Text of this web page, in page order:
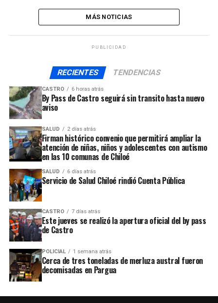
MÁS NOTICIAS
PUBLICIDAD
RECIENTES TENDENCIAS
CASTRO 6 horas atrás
By Pass de Castro seguirá sin transito hasta nuevo
aviso
SALUD 2 días atrás
Firman histórico convenio que permitirá ampliar la
atención de niñas, niños y adolescentes con autismo
en las 10 comunas de Chiloé
SALUD 6 días atrás
Servicio de Salud Chiloé rindió Cuenta Pública
CASTRO 7 días atrás
Este jueves se realizó la apertura oficial del by pass
de Castro
POLICIAL 1 semana atrás
Cerca de tres toneladas de merluza austral fueron
decomisadas en Pargua